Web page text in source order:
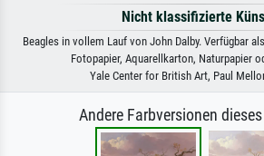
Nicht klassifizierte
Beagles in vollem Lauf von John Dalby. Verfügbar
Fotopapier, Aquarellkarton, Naturpapier
Yale Center for British Art, Paul
Andere Farbversionen